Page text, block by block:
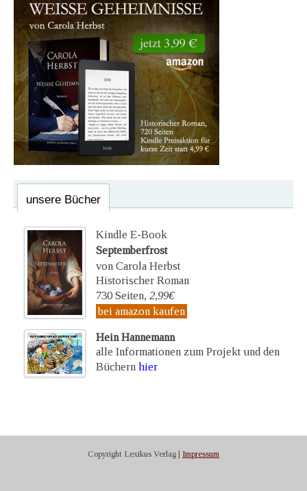
unsere Bücher
Kindle E-Book
Septemberfrost
von Carola Herbst
Historischer Roman
730 Seiten, 2,99€
bei amazon kaufen
Hein Hannemann
alle Informationen zum Projekt und den
Büchern hier
Copyright Lexikus Verlag | Impressum